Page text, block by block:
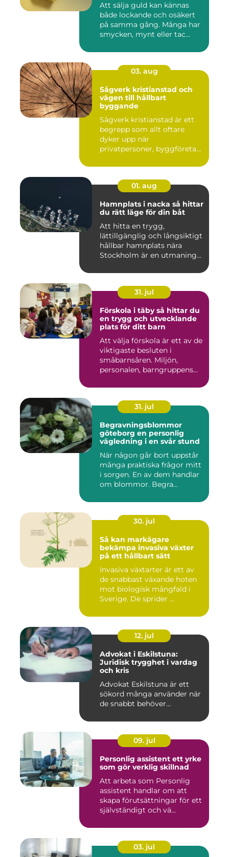
Att sälja guld kan kännas
både lockande och osäkert
på samma gång. Många har
smycken, mynt eller tac...
03. aug
Sågverk kristianstad och
vägen till hållbart
byggande
Sågverk kristianstad är ett
begrepp som allt oftare
dyker upp när
privatpersoner, byggföretag
01. aug
Hamnplats i nacka så hittar
du rätt läge för din båt
Att hitta en trygg,
lättillgänglig och långsiktigt
hållbar hamnplats nära
Stockholm är en utmaning
31. jul
Förskola i täby så hittar du
en trygg och utvecklande
plats för ditt barn
Att välja förskola är ett av de
viktigaste besluten i
småbarnsåren. Miljön,
personalen, barngruppens...
31. jul
Begravningsblommor
göteborg en personlig
vägledning i en svår stund
När någon går bort uppstår
många praktiska frågor mitt
i sorgen. En av dem handlar
om blommor. Begra...
30. jul
Så kan markägare
bekämpa invasiva växter
på ett hållbart sätt
Invasiva växtarter är ett av
de snabbast växande hoten
mot biologisk mångfald i
Sverige. De sprider ...
12. jul
Advokat i Eskilstuna:
Juridisk trygghet i vardag
och kris
Advokat Eskilstuna är ett
sökord många använder när
de snabbt behöver...
09. jul
Personlig assistent ett yrke
som gör verklig skillnad
Att arbeta som Personlig
assistent handlar om att
skapa förutsättningar för ett
självständigt och vä...
03. jul